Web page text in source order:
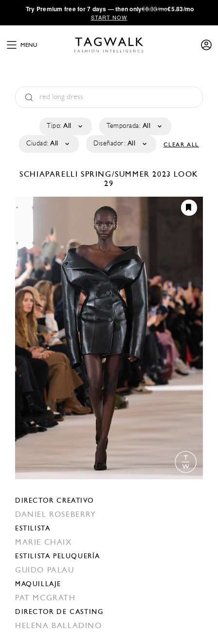
·Try Premium free for 7 days — then only€8.33/mo€5.83/mo
START NOW
MENU
Tipo: All Temporada: All
Ciudad: All Diseñador: All CLEAR ALL
SCHIAPARELLI SPRING/SUMMER 2023
LOOK
29
DIRECTOR CREATIVO
DANIEL ROSEBERRY
ESTILISTA
MARIE CHAIX
ESTILISTA PELUQUERÍA
GUIDO PALAU
MAQUILLAJE
PAT MCGRATH
DIRECTOR DE CASTING
HELENA BALLADINO